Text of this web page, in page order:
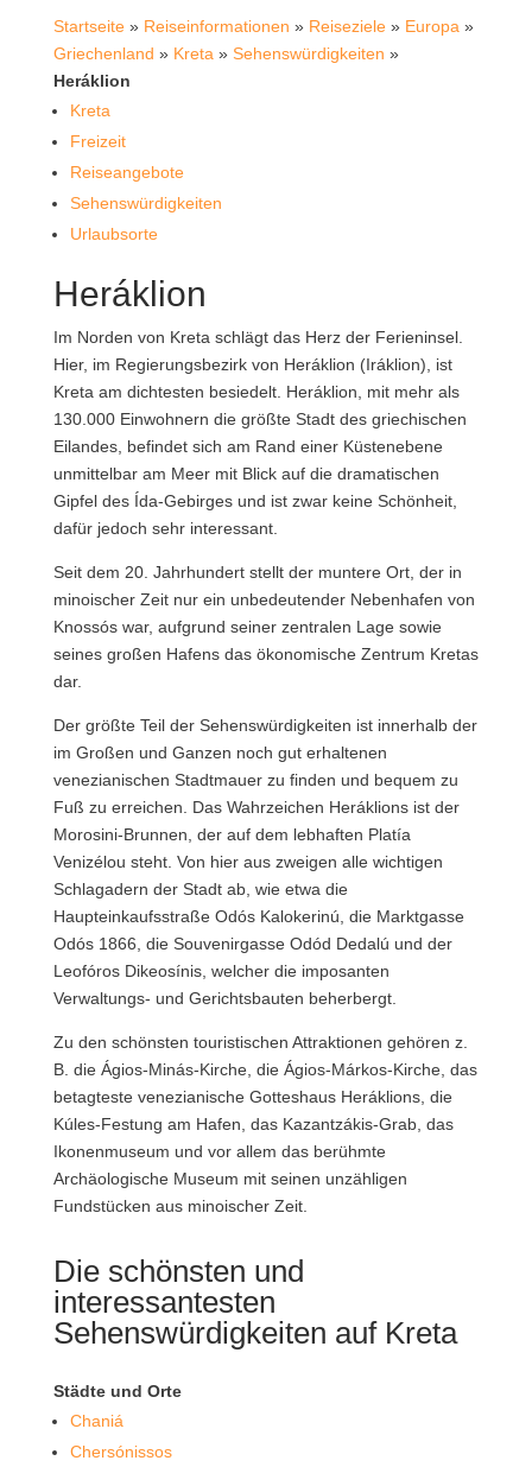
Startseite» Reiseinformationen » Reiseziele» Europa »
Griechenland » Kreta » Sehenswürdigkeiten »
Heráklion
Kreta
Freizeit
Reiseangebote
Sehenswürdigkeiten
Urlaubsorte
Heráklion
Im Norden von Kreta schlägt das Herz der Ferieninsel.
Hier, im Regierungsbezirk von Heráklion (Iráklion), ist
Kreta am dichtesten besiedelt. Heráklion, mit mehr als
130.000 Einwohnern die größte Stadt des griechischen
Eilandes, befindet sich am Rand einer Küstenebene
unmittelbar am Meer mit Blick auf die dramatischen
Gipfel des Ída-Gebirges und ist zwar keine Schönheit,
dafür jedoch sehr interessant.
Seit dem 20. Jahrhundert stellt der muntere Ort, der in
minoischer Zeit nur ein unbedeutender Nebenhafen von
Knossós war, aufgrund seiner zentralen Lage sowie
seines großen Hafens das ökonomische Zentrum Kretas
dar.
Der größte Teil der Sehenswürdigkeiten ist innerhalb der
im Großen und Ganzen noch gut erhaltenen
venezianischen Stadtmauer zu finden und bequem zu
Fuß zu erreichen. Das Wahrzeichen Heráklions ist der
Morosini-Brunnen, der auf dem lebhaften Platía
Venizélou steht. Von hier aus zweigen alle wichtigen
Schlagadern der Stadt ab, wie etwa die
Haupteinkaufsstraße Odós Kalokerinú, die Marktgasse
Odós 1866, die Souvenirgasse Odód Dedalú und der
Leofóros Dikeosínis, welcher die imposanten
Verwaltungs- und Gerichtsbauten beherbergt.
Zu den schönsten touristischen Attraktionen gehören z.
B. die Ágios-Minás-Kirche, die Ágios-Márkos-Kirche, das
betagteste venezianische Gotteshaus Heráklions, die
Kúles-Festung am Hafen, das Kazantzákis-Grab, das
Ikonenmuseum und vor allem das berühmte
Archäologische Museum mit seinen unzähligen
Fundstücken aus minoischer Zeit.
Die schönsten und
interessantesten
Sehenswürdigkeiten auf Kreta
Städte und Orte
Chaniá
Chersónissos